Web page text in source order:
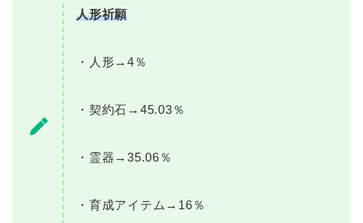
人形祈願
・人形→4％
・契約石→45.03％
・霊器→35.06％
・育成アイテム→16％